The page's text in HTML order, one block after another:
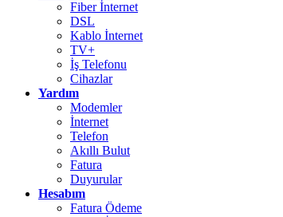
Fiber İnternet
DSL
Kablo İnternet
TV+
İş Telefonu
Cihazlar
Yardım
Modemler
İnternet
Telefon
Akıllı Bulut
Fatura
Duyurular
Hesabım
Fatura Ödeme